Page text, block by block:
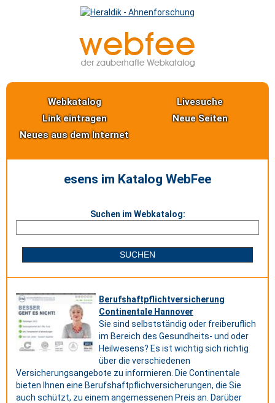
Webkatalog
Livesuche
Link eintragen
Neue Seiten
Neues aus dem Internet
esens im Katalog WebFee
Suchen im Webkatalog:
Berufshaftpflichtversicherung
Continentale Hannover
Sie sind selbstständig oder freiberuflich
im Bereich des Gesundheits- und oder
Heilwesens? Es ist wichtig sich richtig
über die verschiedenen
Versicherungsangebote zu informieren. Die Continentale
bieten Ihnen eine Berufshaftpflichversicherungen, die Sie
auch schützt, zu einem angemessenen Preis an. Darüber